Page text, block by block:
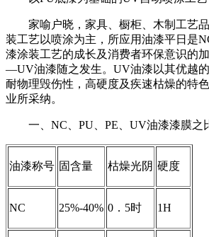
家喻户晓，家具、橱柜、木制工艺
装工艺以喷涂为主，所应用油漆平日是
漆涂装工艺的成长及消费者环保意识的
—UV油漆随之发生。UV油漆以其优越的
耐物理毁伤性，高硬度及疾速枯燥的特
业所采纳。
一、NC、PU、PE、UV油漆漆膜之
油漆称号 固含量 枯燥光阴 硬度
NC 25%-40% 0．5时 1H